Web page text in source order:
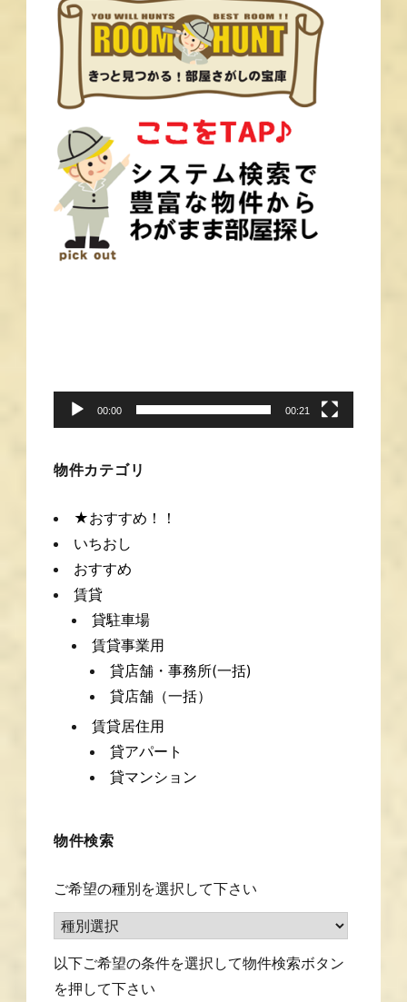
ヤ
ー
00:00 00:21
物件カテゴリ
★おすすめ！！
いちおし
おすすめ
賃貸
貸駐車場
賃貸事業用
貸店舗・事務所(一括)
貸店舗（一括）
賃貸居住用
貸アパート
貸マンション
物件検索
ご希望の種別を選択して下さい
以下ご希望の条件を選択して物件検索ボタン
を押して下さい